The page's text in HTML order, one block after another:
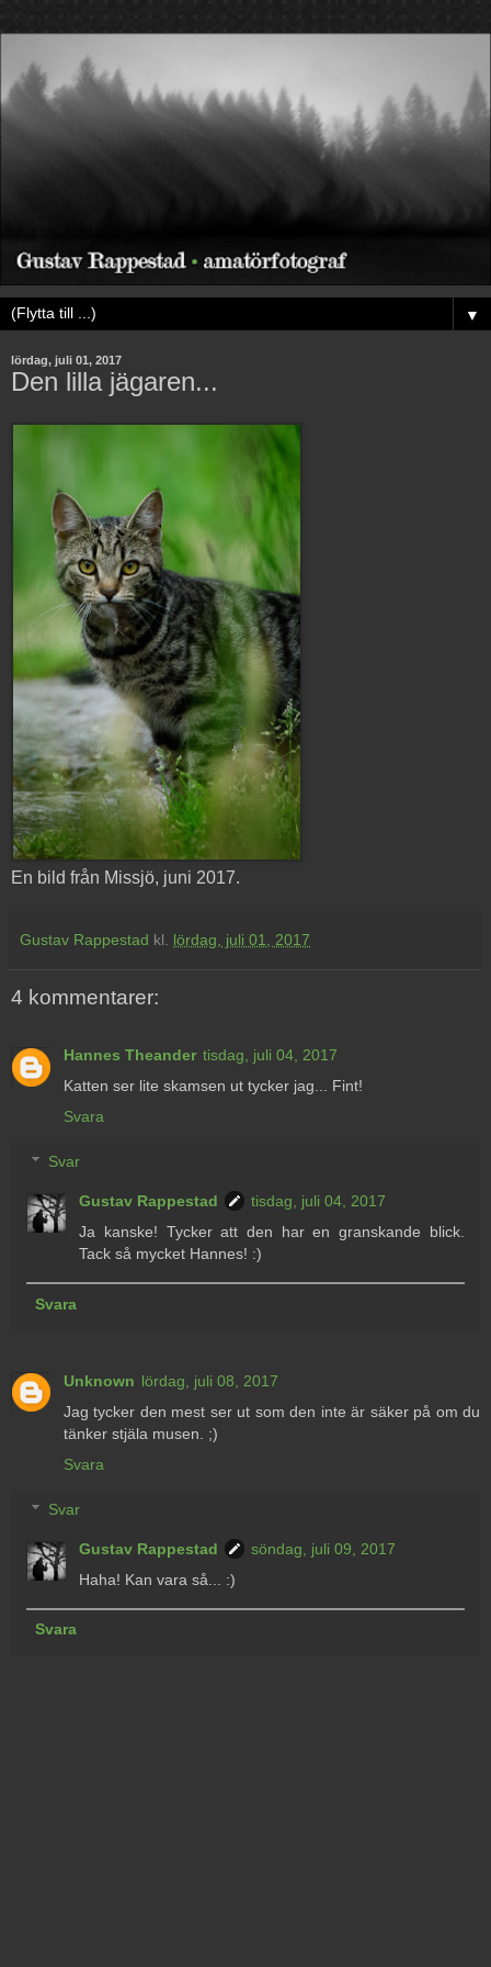
▼
lördag, juli 01, 2017
Den lilla jägaren...
En bild från Missjö, juni 2017.
Gustav Rappestad kl. lördag, juli 01, 2017
4 kommentarer:
Hannes Theander tisdag, juli 04, 2017
Katten ser lite skamsen ut tycker jag... Fint!
Svara
Svar
Gustav Rappestad
tisdag, juli 04, 2017
Ja kanske! Tycker att den har en granskande blick.
Tack så mycket Hannes! :)
Svara
Unknown lördag, juli 08, 2017
Jag tycker den mest ser ut som den inte är säker på om du
tänker stjäla musen. ;)
Svara
Svar
Gustav Rappestad
söndag, juli 09, 2017
Haha! Kan vara så... :)
Svara